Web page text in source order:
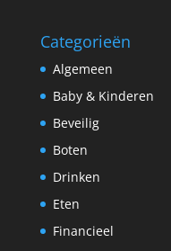
Categorieën
Algemeen
Baby & Kinderen
Beveilig
Boten
Drinken
Eten
Financieel